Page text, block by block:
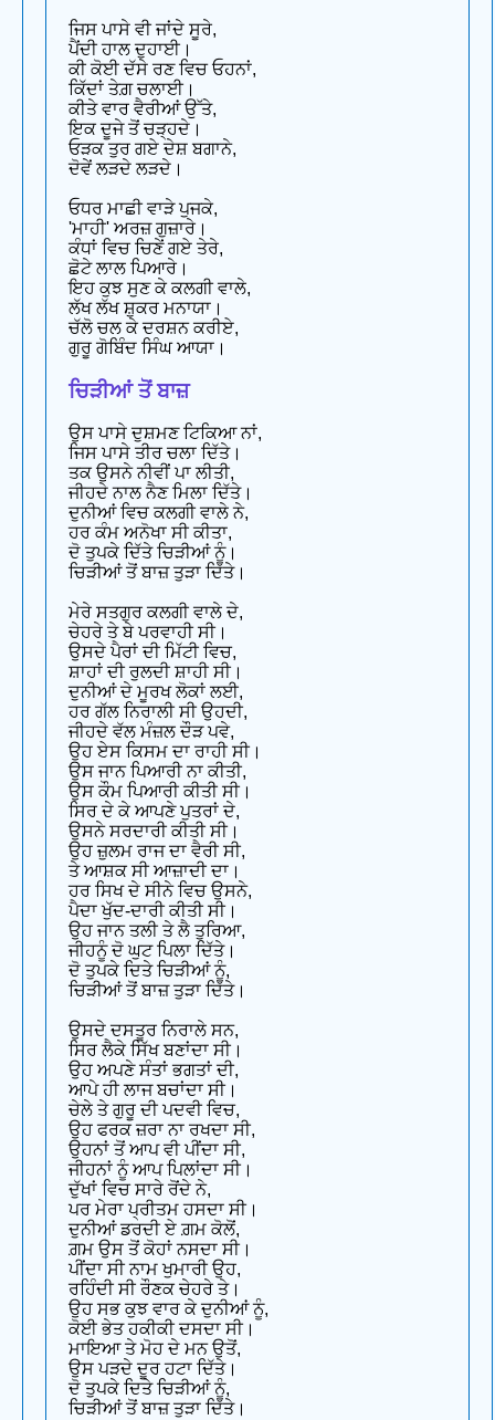
ਜਿਸ ਪਾਸੇ ਵੀ ਜਾਂਦੇ ਸੂਰੇ,
ਪੈਂਦੀ ਹਾਲ ਦੁਹਾਈ।
ਕੀ ਕੋਈ ਦੱਸੇ ਰਣ ਵਿਚ ਓਹਨਾਂ,
ਕਿੱਦਾਂ ਤੇਗ਼ ਚਲਾਈ।
ਕੀਤੇ ਵਾਰ ਵੈਰੀਆਂ ਉੱਤੇ,
ਇਕ ਦੂਜੇ ਤੋਂ ਚੜ੍ਹਦੇ।
ਓੜਕ ਤੁਰ ਗਏ ਦੇਸ਼ ਬਗਾਨੇ,
ਦੋਵੇਂ ਲੜਦੇ ਲੜਦੇ।
ਓਧਰ ਮਾਛੀ ਵਾੜੇ ਪੁਜਕੇ,
'ਮਾਹੀ' ਅਰਜ਼ ਗੁਜ਼ਾਰੇ।
ਕੰਧਾਂ ਵਿਚ ਚਿਣੇਂ ਗਏ ਤੇਰੇ,
ਛੋਟੇ ਲਾਲ ਪਿਆਰੇ।
ਇਹ ਕੁਝ ਸੁਣ ਕੇ ਕਲਗੀ ਵਾਲੇ,
ਲੱਖ ਲੱਖ ਸ਼ੁਕਰ ਮਨਾਯਾ।
ਚੱਲੋ ਚਲ ਕੇ ਦਰਸ਼ਨ ਕਰੀਏ,
ਗੁਰੂ ਗੋਬਿੰਦ ਸਿੰਘ ਆਯਾ।
ਚਿੜੀਆਂ ਤੋਂ ਬਾਜ਼
ਉਸ ਪਾਸੇ ਦੁਸ਼ਮਣ ਟਿਕਿਆ ਨਾਂ,
ਜਿਸ ਪਾਸੇ ਤੀਰ ਚਲਾ ਦਿੱਤੇ।
ਤਕ ਉਸਨੇ ਨੀਵੀਂ ਪਾ ਲੀਤੀ,
ਜੀਹਦੇ ਨਾਲ ਨੈਣ ਮਿਲਾ ਦਿੱਤੇ।
ਦੁਨੀਆਂ ਵਿਚ ਕਲਗੀ ਵਾਲੇ ਨੇ,
ਹਰ ਕੰਮ ਅਨੋਖਾ ਸੀ ਕੀਤਾ,
ਦੋ ਤੁਪਕੇ ਦਿੱਤੇ ਚਿੜੀਆਂ ਨੂੰ।
ਚਿੜੀਆਂ ਤੋਂ ਬਾਜ਼ ਤੁੜਾ ਦਿੱਤੇ।
ਮੇਰੇ ਸਤਗੁਰ ਕਲਗੀ ਵਾਲੇ ਦੇ,
ਚੇਹਰੇ ਤੇ ਬੇ ਪਰਵਾਹੀ ਸੀ।
ਉਸਦੇ ਪੈਰਾਂ ਦੀ ਮਿੱਟੀ ਵਿਚ,
ਸ਼ਾਹਾਂ ਦੀ ਰੁਲਦੀ ਸ਼ਾਹੀ ਸੀ।
ਦੁਨੀਆਂ ਦੇ ਮੂਰਖ ਲੋਕਾਂ ਲਈ,
ਹਰ ਗੱਲ ਨਿਰਾਲੀ ਸੀ ਉਹਦੀ,
ਜੀਹਦੇ ਵੱਲ ਮੰਜ਼ਲ ਦੌੜ ਪਵੇ,
ਉਹ ਏਸ ਕਿਸਮ ਦਾ ਰਾਹੀ ਸੀ।
ਉਸ ਜਾਨ ਪਿਆਰੀ ਨਾ ਕੀਤੀ,
ਉਸ ਕੌਮ ਪਿਆਰੀ ਕੀਤੀ ਸੀ।
ਸਿਰ ਦੇ ਕੇ ਆਪਣੇ ਪੁਤਰਾਂ ਦੇ,
ਉਸਨੇ ਸਰਦਾਰੀ ਕੀਤੀ ਸੀ।
ਉਹ ਜ਼ੁਲਮ ਰਾਜ ਦਾ ਵੈਰੀ ਸੀ,
ਤੇ ਆਸ਼ਕ ਸੀ ਆਜ਼ਾਦੀ ਦਾ।
ਹਰ ਸਿਖ ਦੇ ਸੀਨੇ ਵਿਚ ਉਸਨੇ,
ਪੈਦਾ ਖੁੱਦ-ਦਾਰੀ ਕੀਤੀ ਸੀ।
ਉਹ ਜਾਨ ਤਲੀ ਤੇ ਲੈ ਤੁਰਿਆ,
ਜੀਹਨੂੰ ਦੋ ਘੁਟ ਪਿਲਾ ਦਿੱਤੇ।
ਦੋ ਤੁਪਕੇ ਦਿਤੇ ਚਿੜੀਆਂ ਨੂੰ,
ਚਿੜੀਆਂ ਤੋਂ ਬਾਜ਼ ਤੁੜਾ ਦਿੱਤੇ।
ਉਸਦੇ ਦਸਤੂਰ ਨਿਰਾਲੇ ਸਨ,
ਸਿਰ ਲੈਕੇ ਸਿੱਖ ਬਣਾਂਦਾ ਸੀ।
ਉਹ ਅਪਣੇ ਸੰਤਾਂ ਭਗਤਾਂ ਦੀ,
ਆਪੇ ਹੀ ਲਾਜ ਬਚਾਂਦਾ ਸੀ।
ਚੇਲੇ ਤੇ ਗੁਰੂ ਦੀ ਪਦਵੀ ਵਿਚ,
ਉਹ ਫਰਕ ਜ਼ਰਾ ਨਾ ਰਖਦਾ ਸੀ,
ਉਹਨਾਂ ਤੋਂ ਆਪ ਵੀ ਪੀਂਦਾ ਸੀ,
ਜੀਹਨਾਂ ਨੂੰ ਆਪ ਪਿਲਾਂਦਾ ਸੀ।
ਦੁੱਖਾਂ ਵਿਚ ਸਾਰੇ ਰੋਂਦੇ ਨੇ,
ਪਰ ਮੇਰਾ ਪ੍ਰੀਤਮ ਹਸਦਾ ਸੀ।
ਦੁਨੀਆਂ ਡਰਦੀ ਏ ਗ਼ਮ ਕੋਲੋਂ,
ਗ਼ਮ ਉਸ ਤੋਂ ਕੋਹਾਂ ਨਸਦਾ ਸੀ।
ਪੀਂਦਾ ਸੀ ਨਾਮ ਖੁਮਾਰੀ ਉਹ,
ਰਹਿੰਦੀ ਸੀ ਰੌਣਕ ਚੇਹਰੇ ਤੇ।
ਉਹ ਸਭ ਕੁਝ ਵਾਰ ਕੇ ਦੁਨੀਆਂ ਨੂੰ,
ਕੋਈ ਭੇਤ ਹਕੀਕੀ ਦਸਦਾ ਸੀ।
ਮਾਇਆ ਤੇ ਮੋਹ ਦੇ ਮਨ ਉਤੋਂ,
ਉਸ ਪੜਦੇ ਦੂਰ ਹਟਾ ਦਿੱਤੇ।
ਦੋ ਤੁਪਕੇ ਦਿਤੇ ਚਿੜੀਆਂ ਨੂੰ,
ਚਿੜੀਆਂ ਤੋਂ ਬਾਜ਼ ਤੁੜਾ ਦਿੱਤੇ।